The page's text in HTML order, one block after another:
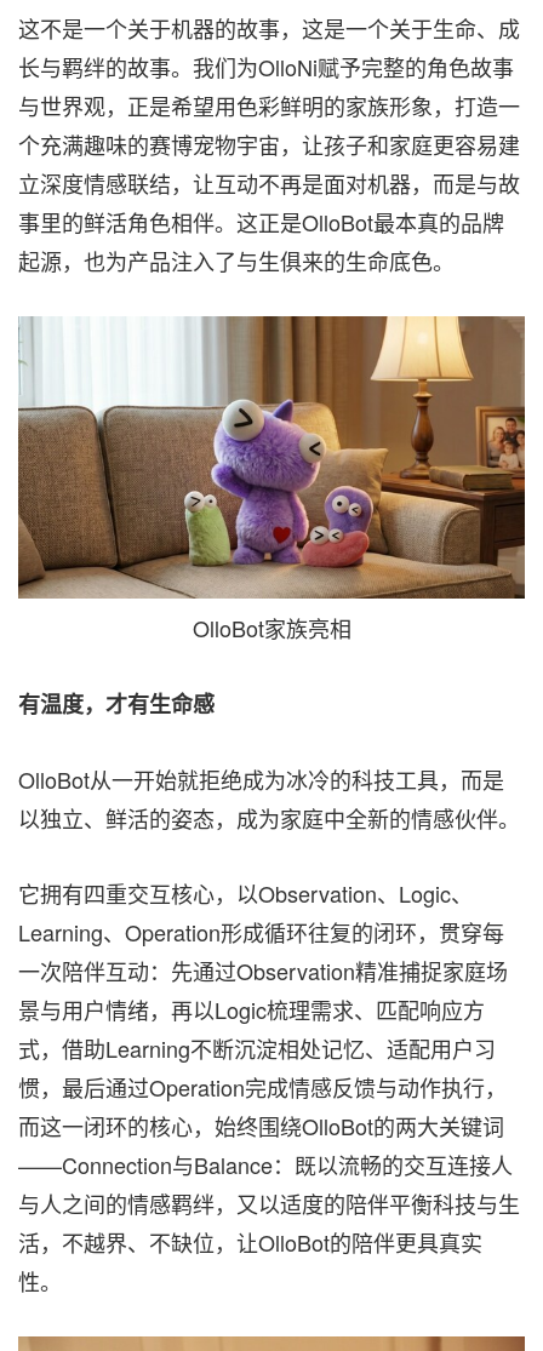
这不是一个关于机器的故事，这是一个关于生命、成
长与羁绊的故事。我们为OlloNi赋予完整的角色故事
与世界观，正是希望用色彩鲜明的家族形象，打造一
个充满趣味的赛博宠物宇宙，让孩子和家庭更容易建
立深度情感联结，让互动不再是面对机器，而是与故
事里的鲜活角色相伴。这正是OlloBot最本真的品牌
起源，也为产品注入了与生俱来的生命底色。
OlloBot家族亮相
有温度，才有生命感
OlloBot从一开始就拒绝成为冰冷的科技工具，而是
以独立、鲜活的姿态，成为家庭中全新的情感伙伴。
它拥有四重交互核心，以Observation、Logic、
Learning、Operation形成循环往复的闭环，贯穿每
一次陪伴互动：先通过Observation精准捕捉家庭场
景与用户情绪，再以Logic梳理需求、匹配响应方
式，借助Learning不断沉淀相处记忆、适配用户习
惯，最后通过Operation完成情感反馈与动作执行，
而这一闭环的核心，始终围绕OlloBot的两大关键词
——Connection与Balance：既以流畅的交互连接人
与人之间的情感羁绊，又以适度的陪伴平衡科技与生
活，不越界、不缺位，让OlloBot的陪伴更具真实
性。